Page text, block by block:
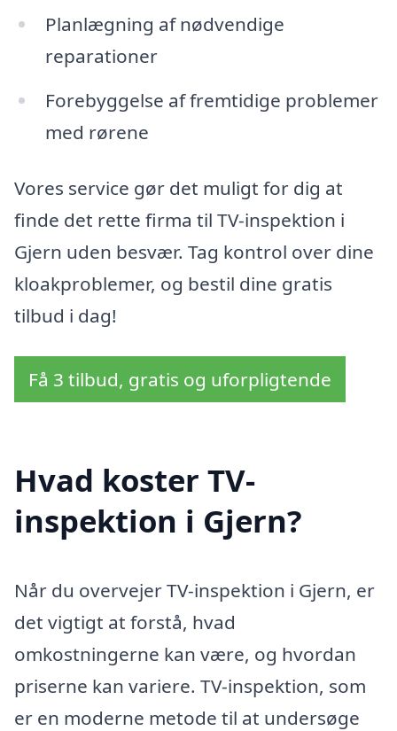
Planlægning af nødvendige
reparationer
Forebyggelse af fremtidige problemer
med rørene
Vores service gør det muligt for dig at
finde det rette firma til TV-inspektion i
Gjern uden besvær. Tag kontrol over dine
kloakproblemer, og bestil dine gratis
tilbud i dag!
Få 3 tilbud, gratis og uforpligtende
Hvad koster TV-
inspektion i Gjern?
Når du overvejer TV-inspektion i Gjern, er
det vigtigt at forstå, hvad
omkostningerne kan være, og hvordan
priserne kan variere. TV-inspektion, som
er en moderne metode til at undersøge